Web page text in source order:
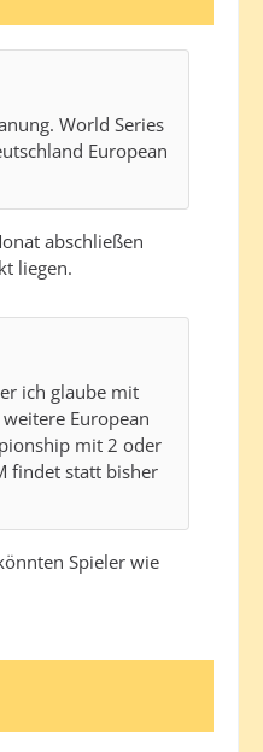
World Series
European
abschließen
liegen.
ich glaube mit
European
mit 2 oder
findet statt bisher
Spieler wie